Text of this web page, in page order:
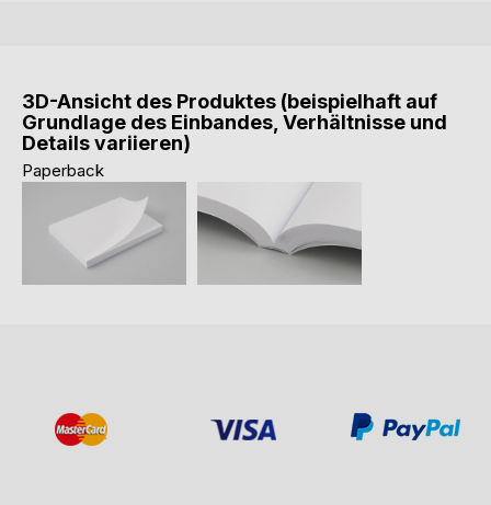
3D-Ansicht des Produktes (beispielhaft auf
Grundlage des Einbandes, Verhältnisse und
Details variieren)
Paperback